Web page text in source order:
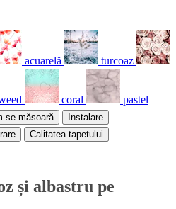
acuarelă turcoaz
coral pastel
se măsoară
Instalare
Calitatea tapetului
și albastru pe